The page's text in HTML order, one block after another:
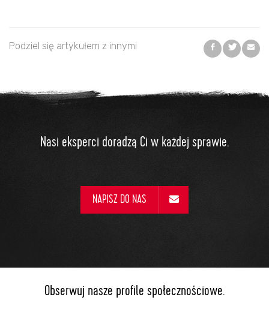
Podziel się artykułem z innymi
Nasi eksperci doradzą Ci w każdej sprawie.
NAPISZ DO NAS
Obserwuj nasze profile społecznościowe.